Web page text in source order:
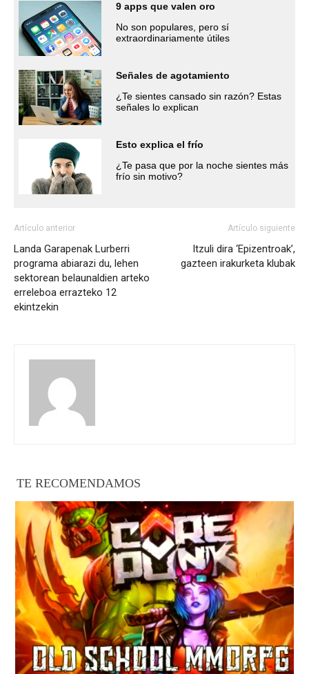
9 apps que valen oro
No son populares, pero sí
extraordinariamente útiles
Señales de agotamiento
¿Te sientes cansado sin razón? Estas
señales lo explican
Esto explica el frío
¿Te pasa que por la noche sientes más
frío sin motivo?
Artículo anterior
Landa Garapenak Lurberri
programa abiarazi du, lehen
sektorean belaunaldien arteko
erreleboa errazteko 12
ekintzekin
Artículo siguiente
Itzuli dira ‘Epizentroak’,
gazteen irakurketa klubak
TE RECOMENDAMOS